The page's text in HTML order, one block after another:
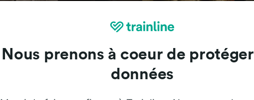
Trainline : l'avis de nos clients
Nous prenons à coeur de
données